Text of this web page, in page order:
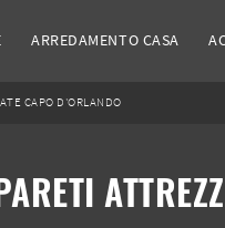
ARREDAMENTO CASA
CAPO D'ORLANDO